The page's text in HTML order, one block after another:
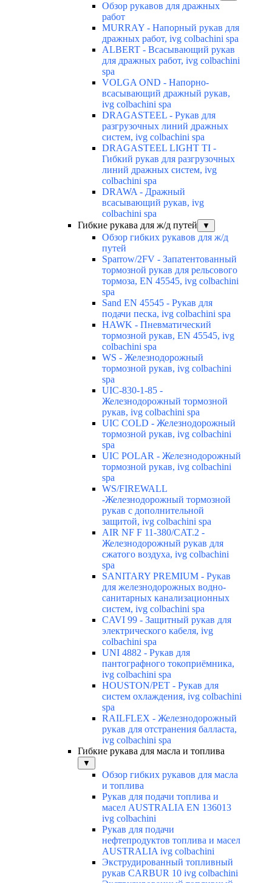
Обзор рукавов для дражных
работ
MURRAY - Напорный рукав для
дражных работ, ivg colbachini spa
ALBERT - Всасывающий рукав
для дражных работ, ivg colbachini
spa
VOLGA OND - Напорно-
всасывающий дражный рукав,
ivg colbachini spa
DRAGASTEEL - Рукав для
разгрузочных линий дражных
систем, ivg colbachini spa
DRAGASTEEL LIGHT TI -
Гибкий рукав для разгрузочных
линий дражных систем, ivg
colbachini spa
DRAWA - Дражный
всасывающий рукав, ivg
colbachini spa
Гибкие рукава для ж/д путей
▼
Обзор гибких рукавов для ж/д
путей
Sparrow/2FV - Запатентованный
тормозной рукав для рельсового
тормоза, EN 45545, ivg colbachini
spa
Sand EN 45545 - Рукав для
подачи песка, ivg colbachini spa
HAWK - Пневматический
тормозной рукав, EN 45545, ivg
colbachini spa
WS - Железнодорожный
тормозной рукав, ivg colbachini
spa
UIC-830-1-85 -
Железнодорожный тормозной
рукав, ivg colbachini spa
UIC COLD - Железнодорожный
тормозной рукав, ivg colbachini
spa
UIC POLAR - Железнодорожный
тормозной рукав, ivg colbachini
spa
WS/FIREWALL
-Железнодорожный тормозной
рукав с дополнительной
защитой, ivg colbachini spa
AIR NF F 11-380/CAT.2 -
Железнодорожный рукав для
сжатого воздуха, ivg colbachini
spa
SANITARY PREMIUM - Рукав
для железнодорожных водно-
санитарных канализационных
систем, ivg colbachini spa
CAVI 99 - Защитный рукав для
электрического кабеля, ivg
colbachini spa
UNI 4882 - Рукав для
пантографного токоприёмника,
ivg colbachini spa
HOUSTON/PET - Рукав для
систем охлаждения, ivg colbachini
spa
RAILFLEX - Железнодорожный
рукав для отстранения балласта,
ivg colbachini spa
Гибкие рукава для масла и топлива
▼
Обзор гибких рукавов для масла
и топлива
Рукав для подачи топлива и
масел AUSTRALIA EN 136013
ivg colbachini
Рукав для подачи
нефтепродуктов топлива и масел
AUSTRALIA ivg colbachini
Экструдированный топливный
рукав CARBUR 10 ivg colbachini